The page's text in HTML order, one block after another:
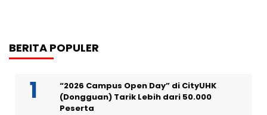
BERITA POPULER
“2026 Campus Open Day” di CityUHK
(Dongguan) Tarik Lebih dari 50.000
Peserta